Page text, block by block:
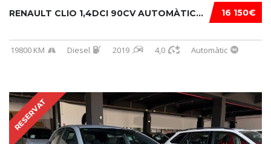
16 150€
RENAULT CLIO 1,4DCI 90CV AUTOMÀTIC...
19800 KM Diesel 2019 4,0 Automàtic
RESERVAT